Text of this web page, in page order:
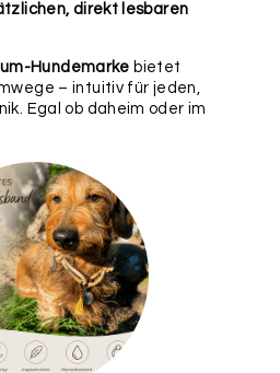
nochmals alle Angaben in
Richtigkeit, da wir diese 1:1
und keine weiteren
oder Korrekturen
etwaige Fehler in deinen
keine Haftung
direkt lesbaren
Hundemarke bietet
– intuitiv für jeden,
Egal ob daheim oder im